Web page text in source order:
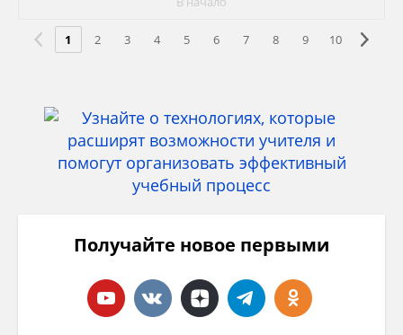
1 2 3 4 5 6 7 8 9 10
Получайте новое первыми